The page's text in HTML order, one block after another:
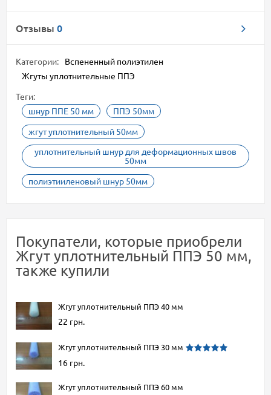
Отзывы 0
Категории:
Вспененный полиэтилен
Жгуты уплотнительные ППЭ
Теги:
шнур ППЕ 50 мм
ППЭ 50мм
жгут уплотнительный 50мм
уплотнительный шнур для деформационных швов
50мм
полиэтииленовый шнур 50мм
Покупатели, которые приобрели
Жгут уплотнительный ППЭ 50 мм,
также купили
Жгут уплотнительный ППЭ 40 мм
22 грн.
Жгут уплотнительный ППЭ 30 мм
16 грн.
Жгут уплотнительный ППЭ 60 мм